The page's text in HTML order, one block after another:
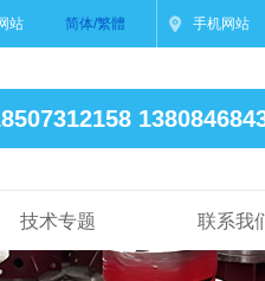
手机网站
站 简体/繁體
技术专题 联系我